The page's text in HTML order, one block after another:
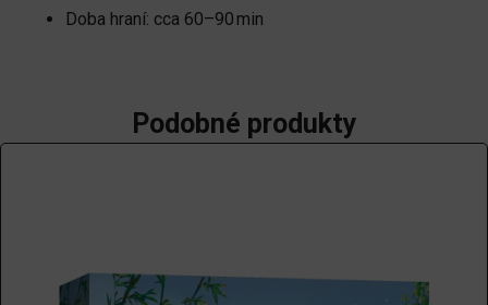
Doba hraní: cca 60–90 min
Podobné produkty